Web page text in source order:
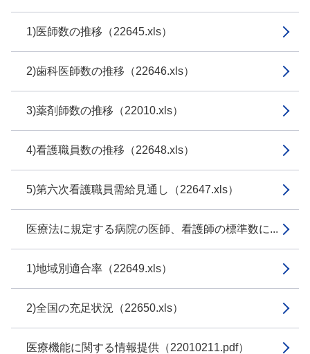
1)医師数の推移（22645.xls）
2)歯科医師数の推移（22646.xls）
3)薬剤師数の推移（22010.xls）
4)看護職員数の推移（22648.xls）
5)第六次看護職員需給見通し（22647.xls）
医療法に規定する病院の医師、看護師の標準数に...
1)地域別適合率（22649.xls）
2)全国の充足状況（22650.xls）
医療機能に関する情報提供（22010211.pdf）